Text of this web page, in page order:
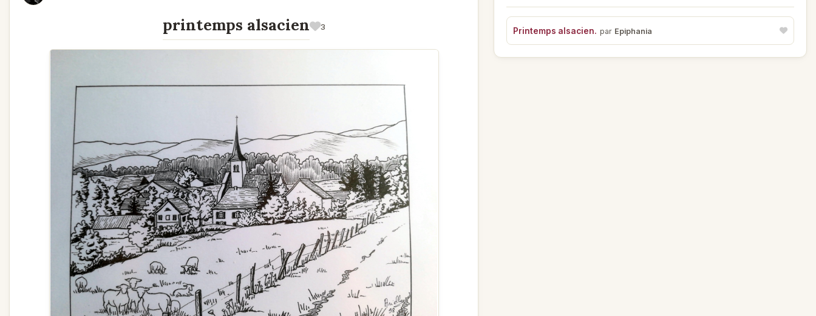
printemps alsacien 3 Printemps alsacien. par Epiphania